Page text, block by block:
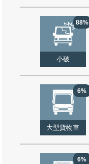
88%
小破
6%
大型貨物車
6%